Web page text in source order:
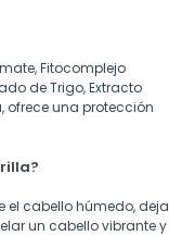
Fitocomplejo
de Trigo, Extracto
ofrece una protección
el cabello húmedo, deja
un cabello vibrante y